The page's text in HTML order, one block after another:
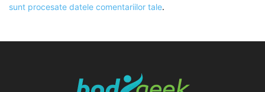
sunt procesate datele comentariilor tale.